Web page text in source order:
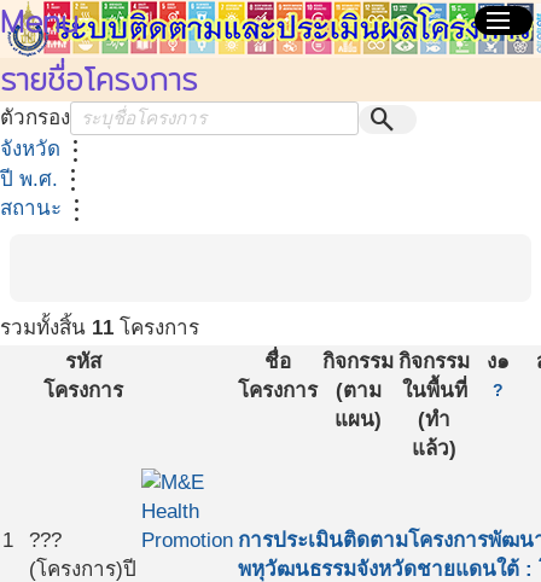
menu
Menu
รายชื่อโครงการ
ตัวกรอง search
จังหวัด more_vert
ปี พ.ศ. more_vert
สถานะ more_vert
รวมทั้งสิ้น 11 โครงการ
รหัส
โครงการ
ชื่อ
โครงการ
กิจกรรม
(ตาม
แผน)
กิจกรรม
ในพื้นที่
(ทำ
แล้ว)
ง๑
?
1
???
(โครงการ)ปี
การประเมินติดตามโครงการพัฒ
พหุวัฒนธรรมจังหวัดชายแดนใต้ :